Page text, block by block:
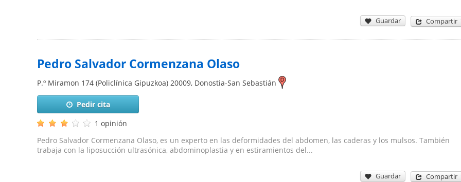
Guardar Compartir
Pedro Salvador Cormenzana Olaso
P.º Miramon 174 (Policlínica Gipuzkoa) 20009, Donostia-San Sebastián
Pedir cita
1 opinión
Pedro Salvador Cormenzana Olaso, es un experto en las deformidades del abdomen, las caderas y los mulsos. También
trabaja con la liposucción ultrasónica, abdominoplastia y en estiramientos del...
Guardar Compartir